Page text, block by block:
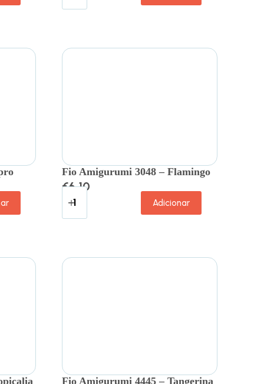
Fio Amigurumi 3048 – Flamingo
€6.10
Adicionar
Fio Amigurumi 4445 – Tangerina